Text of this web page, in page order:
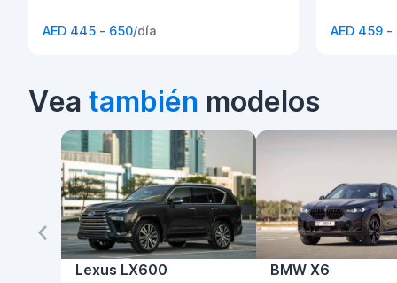
AED 445 - 650/día AED 459 -
Vea también modelos
Lexus LX600 BMW X6